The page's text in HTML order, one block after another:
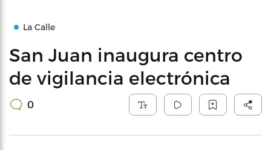
La Calle
San Juan inaugura centro
de vigilancia electrónica
0